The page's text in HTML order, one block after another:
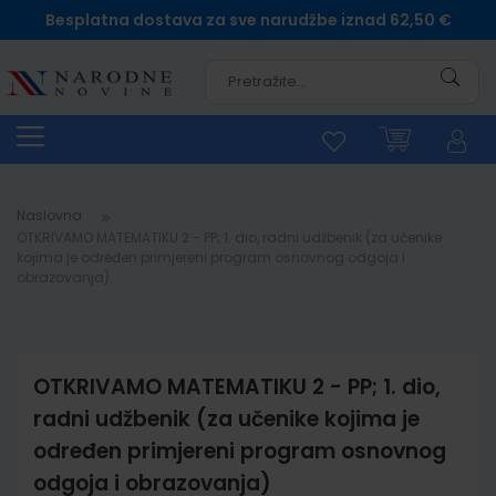
Besplatna dostava za sve narudžbe iznad 62,50 €
Naslovna
OTKRIVAMO MATEMATIKU 2 - PP; 1. dio,
radni udžbenik (za učenike kojima je
određen primjereni program osnovnog
odgoja i obrazovanja)